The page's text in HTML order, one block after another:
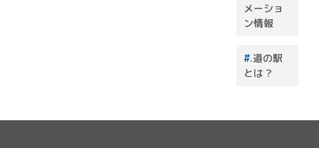
メーショ
ン情報
.道の駅
とは？